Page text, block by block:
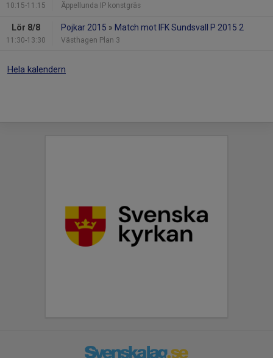
10:15-11:15 Äppellunda IP konstgräs
Lör 8/8
11:30-13:30
Pojkar 2015 » Match mot IFK Sundsvall P 2015 2
Västhagen Plan 3
Hela kalendern